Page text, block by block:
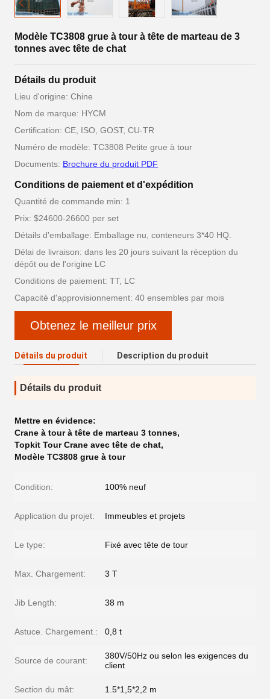
Modèle TC3808 grue à tour à tête de marteau de 3
tonnes avec tête de chat
Détails du produit
Lieu d'origine: Chine
Nom de marque: HYCM
Certification: CE, ISO, GOST, CU-TR
Numéro de modèle: TC3808 Petite grue à tour
Documents: Brochure du produit PDF
Conditions de paiement et d'expédition
Quantité de commande min: 1
Prix: $24600-26600 per set
Détails d'emballage: Emballage nu, conteneurs 3*40 HQ.
Délai de livraison: dans les 20 jours suivant la réception du
dépôt ou de l'origine LC
Conditions de paiement: TT, LC
Capacité d'approvisionnement: 40 ensembles par mois
Obtenez le meilleur prix
Détails du produit Description du produit
Détails du produit
Mettre en évidence:
Crane à tour à tête de marteau 3 tonnes,
Topkit Tour Crane avec tête de chat,
Modèle TC3808 grue à tour
Condition: 100% neuf
Application du projet: Immeubles et projets
Le type: Fixé avec tête de tour
Max. Chargement: 3 T
Jib Length: 38 m
Astuce. Chargement.: 0,8 t
Source de courant:
380V/50Hz ou selon les exigences du
client
Section du mât: 1.5*1,5*2,2 m